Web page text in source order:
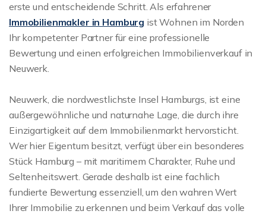
erste und entscheidende Schritt. Als erfahrener
Immobilienmakler in Hamburg ist Wohnen im Norden
Ihr kompetenter Partner für eine professionelle
Bewertung und einen erfolgreichen Immobilienverkauf in
Neuwerk.
Neuwerk, die nordwestlichste Insel Hamburgs, ist eine
außergewöhnliche und naturnahe Lage, die durch ihre
Einzigartigkeit auf dem Immobilienmarkt hervorsticht.
Wer hier Eigentum besitzt, verfügt über ein besonderes
Stück Hamburg – mit maritimem Charakter, Ruhe und
Seltenheitswert. Gerade deshalb ist eine fachlich
fundierte Bewertung essenziell, um den wahren Wert
Ihrer Immobilie zu erkennen und beim Verkauf das volle